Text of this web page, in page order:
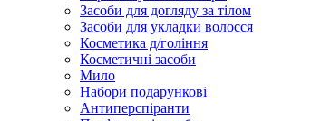
Засоби для догляду за тілом
Засоби для укладки волосся
Косметика д/гоління
Косметичні засоби
Мило
Набори подарункові
Антиперспіранти